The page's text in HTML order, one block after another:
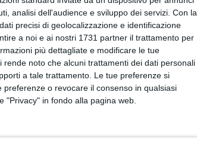
analisi dell'audience e sviluppo dei servizi. Con la
precisi di geolocalizzazione e identificazione
a noi e ai nostri 1731 partner il trattamento per
più dettagliate e modificare le tue
rende noto che alcuni trattamenti dei dati personali
a tale trattamento. Le tue preferenze si
o revocare il consenso in qualsiasi
"Privacy" in fondo alla pagina web.
la squadra
sin dal primo
Palasport 2006 di